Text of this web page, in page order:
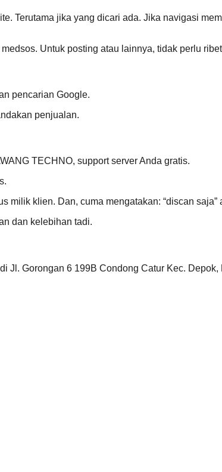
Terutama jika yang dicari ada. Jika navigasi
Untuk posting atau lainnya, tidak perlu
pencarian Google.
penjualan.
TECHNO, support server Anda gratis.
klien. Dan, cuma mengatakan: “discan saja”
dan kelebihan tadi.
Jl. Gorongan 6 199B Condong Catur Kec.